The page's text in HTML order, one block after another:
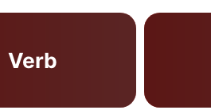
Verb